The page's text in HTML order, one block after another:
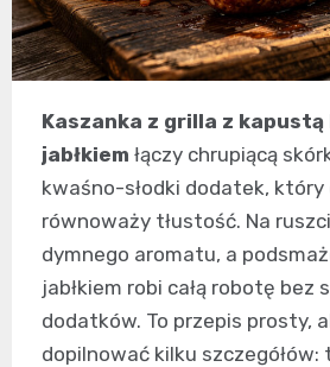
Kaszanka z grilla z kapustą
jabłkiem łączy chrupiącą
kwaśno-słodki dodatek, który
równoważy tłustość. Na
dymnego aromatu, a
jabłkiem robi całą robotę bez
dodatków. To przepis prosty,
dopilnować kilku